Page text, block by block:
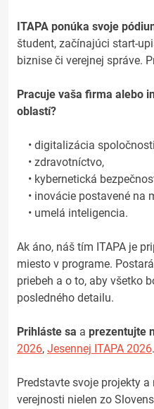
ITAPA ponúka svoje
študent, začínajúci start-
biznise či verejnej správe.
Pracuje vaša firma alebo
oblastí?
• digitalizácia
• zdravotníctvo,
• kybernetická
• inovácie postavené na
• umelá inteligencia.
Ak áno, náš tím ITAPA je
miesto v programe.
priebeh a o to, aby všetko
posledného detailu.
Prihláste sa a prezentujte
2026, Jesennej ITAPA 2026.
Predstavte svoje projekty
verejnosti nielen zo